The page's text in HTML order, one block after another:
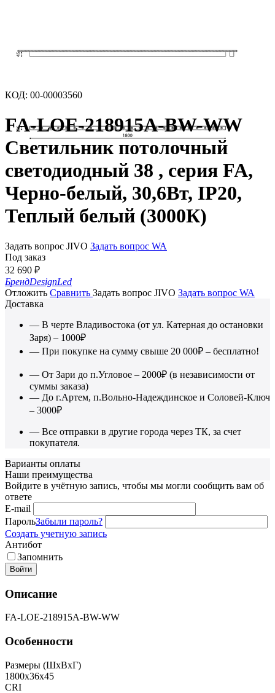
КОД: 00-00003560
FA-LOE-218915A-BW-WW
Светильник потолочный
светодиодный 38 , серия FA,
Черно-белый, 30,6Вт, IP20,
Теплый белый (3000К)
Задать вопрос JIVO Задать вопрос WA
Под заказ
32 690 ₽
БрендDesignLed
Отложить Сравнить Задать вопрос JIVO Задать вопрос WA
Доставка
— В черте Владивостока (от ул. Катерная до остановки
Заря) – 1000₽
— При покупке на сумму свыше 20 000₽ – бесплатно!
— От Зари до п.Угловое – 2000₽ (в независимости от
суммы заказа)
— До г.Артем, п.Вольно-Надеждинское и Соловей-Ключ
– 3000₽
— Все отправки в другие города через ТК, за счет
покупателя.
Варианты оплаты
Наши преимущества
Войдите в учётную запись, чтобы мы могли сообщить вам об
ответе
E-mail
ПарольЗабыли пароль?
Создать учетную запись
Антибот
Запомнить
Войти
Описание
FA-LOE-218915A-BW-WW
Особенности
Размеры (ШxВxГ)
1800x36x45
CRI